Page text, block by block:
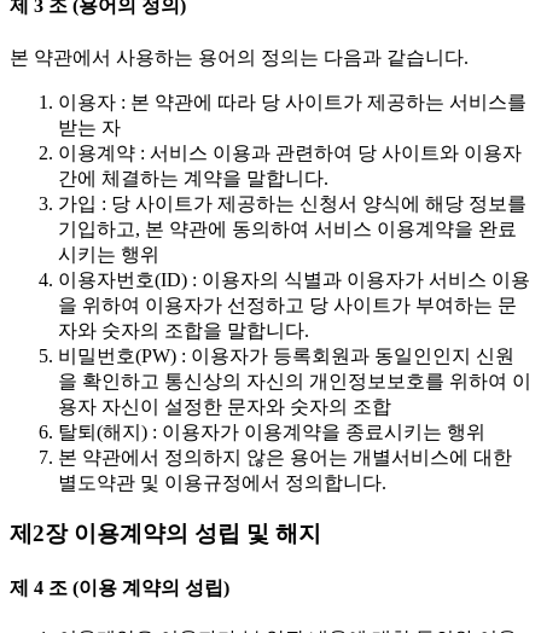
제 3 조 (용어의 정의)
본 약관에서 사용하는 용어의 정의는 다음과 같습니다.
이용자 : 본 약관에 따라 당 사이트가 제공하는 서비스를
받는 자
이용계약 : 서비스 이용과 관련하여 당 사이트와 이용자
간에 체결하는 계약을 말합니다.
가입 : 당 사이트가 제공하는 신청서 양식에 해당 정보를
기입하고, 본 약관에 동의하여 서비스 이용계약을 완료
시키는 행위
이용자번호(ID) : 이용자의 식별과 이용자가 서비스 이용
을 위하여 이용자가 선정하고 당 사이트가 부여하는 문
자와 숫자의 조합을 말합니다.
비밀번호(PW) : 이용자가 등록회원과 동일인인지 신원
을 확인하고 통신상의 자신의 개인정보보호를 위하여 이
용자 자신이 설정한 문자와 숫자의 조합
탈퇴(해지) : 이용자가 이용계약을 종료시키는 행위
본 약관에서 정의하지 않은 용어는 개별서비스에 대한
별도약관 및 이용규정에서 정의합니다.
제2장 이용계약의 성립 및 해지
제 4 조 (이용 계약의 성립)